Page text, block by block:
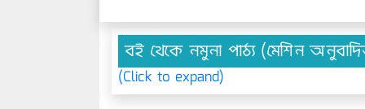
বই থেকে নমুনা পাঠ্য (মেশিন
(Click to expand)